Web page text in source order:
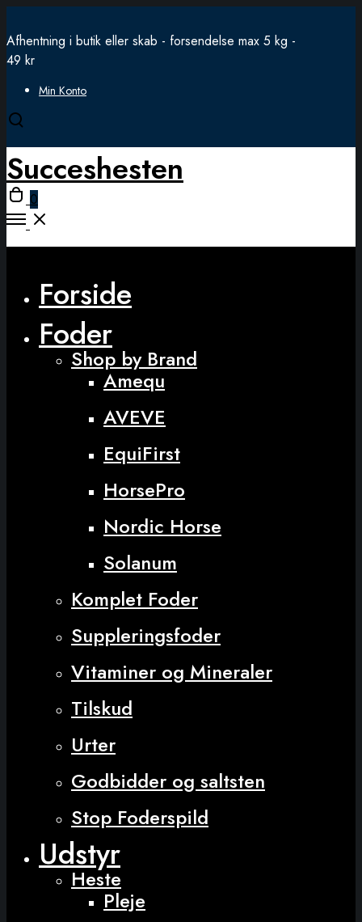
Afhentning i butik eller skab - forsendelse max 5 kg -
49 kr
Min Konto
Open
modal
Succeshesten
Open
cart
0
Open
Forside
Foder
Shop by Brand
Amequ
AVEVE
EquiFirst
HorsePro
Nordic Horse
Solanum
Komplet Foder
Suppleringsfoder
Vitaminer og Mineraler
Tilskud
Urter
Godbidder og saltsten
Stop Foderspild
Udstyr
Heste
Pleje